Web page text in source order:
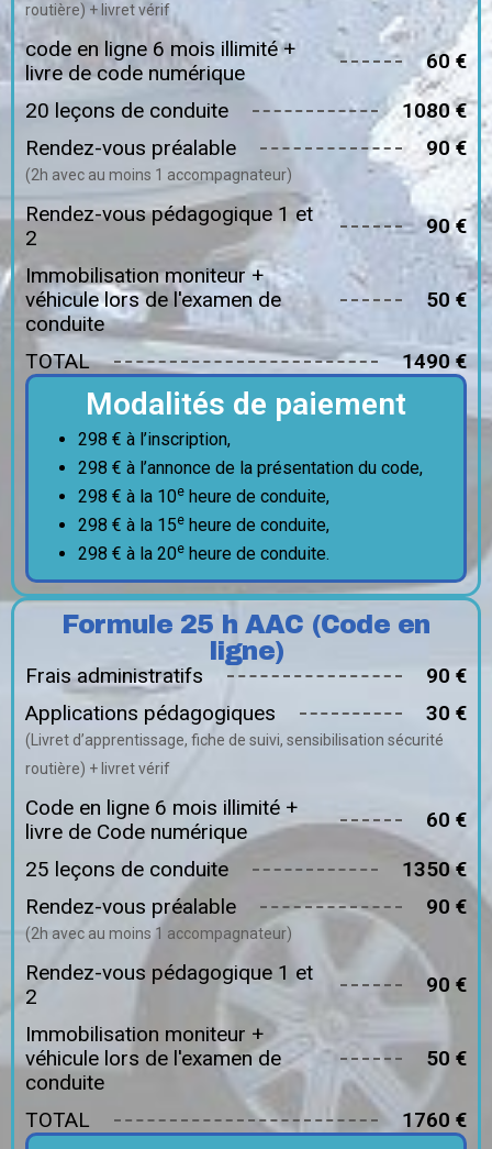
routière) + livret vérif
code en ligne 6 mois illimité +
livre de code numérique
60 €
20 leçons de conduite
1080 €
Rendez-vous préalable
90 €
(2h avec au moins 1 accompagnateur)
Rendez-vous pédagogique 1 et
2
90 €
Immobilisation moniteur +
véhicule lors de l'examen de
conduite
50 €
TOTAL 1490 €
Modalités de paiement
298 € à l’inscription,
298 € à l’annonce de la présentation du code,
298 € à la 10e heure de conduite,
298 € à la 15e heure de conduite,
298 € à la 20e heure de conduite.
Formule 25 h AAC (Code en
ligne)
Frais administratifs
90 €
Applications pédagogiques
30 €
(Livret d’apprentissage, fiche de suivi, sensibilisation sécurité
routière) + livret vérif
Code en ligne 6 mois illimité +
livre de Code numérique
60 €
25 leçons de conduite
1350 €
Rendez-vous préalable
90 €
(2h avec au moins 1 accompagnateur)
Rendez-vous pédagogique 1 et
2
90 €
Immobilisation moniteur +
véhicule lors de l'examen de
conduite
50 €
TOTAL 1760 €